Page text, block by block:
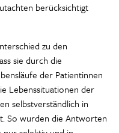
berücksichtigt
zu den
sie durch die
der Patientinnen
Lebenssituationen der
selbstverständlich in
So wurden die Antworten